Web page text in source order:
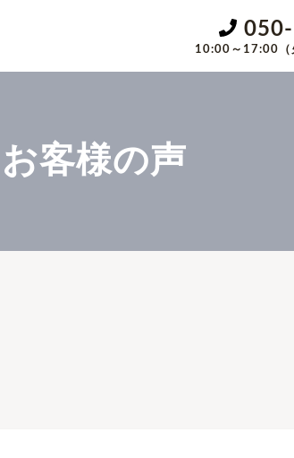
10:00～17:00（
お客様の声